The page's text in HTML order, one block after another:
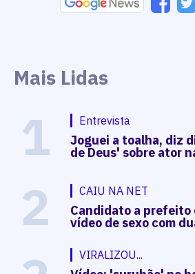
Mais Lidas
1 Entrevista
Joguei a toalha, diz
de Deus' sobre ator
2 CAIU NA NET
Candidato a prefeito
vídeo de sexo com
VIRALIZOU...